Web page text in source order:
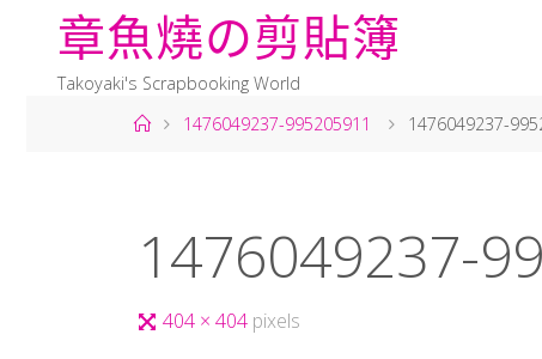
章魚燒の剪貼簿
Takoyaki's Scrapbooking World
1476049237-995205911 1476049237-
1476049237-
404 × 404 pixels